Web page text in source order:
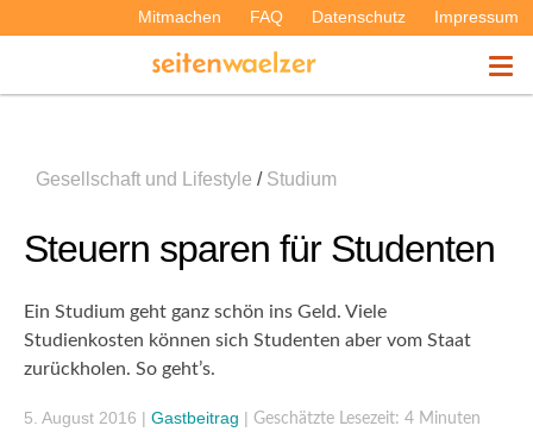
Mitmachen FAQ Datenschutz Impressum
Gesellschaft und Lifestyle / Studium
Steuern sparen für Studenten
Ein Studium geht ganz schön ins Geld. Viele
Studienkosten können sich Studenten aber vom Staat
zurückholen. So geht’s.
5. August 2016 | Gastbeitrag | Geschätzte Lesezeit: 4 Minuten